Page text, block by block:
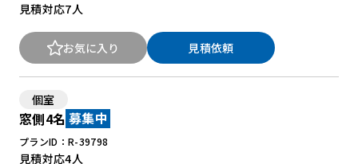
見積対応7人
お気に入り 見積依頼
個室
窓側4名 募集中
プランID：R-39798
見積対応4人